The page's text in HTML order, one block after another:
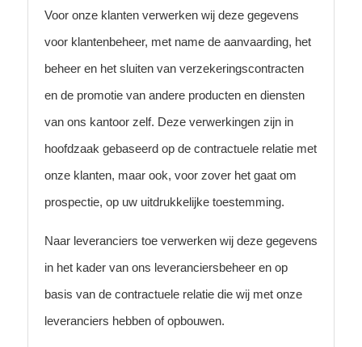
Voor onze klanten verwerken wij deze gegevens
voor klantenbeheer, met name de aanvaarding, het
beheer en het sluiten van verzekeringscontracten
en de promotie van andere producten en diensten
van ons kantoor zelf. Deze verwerkingen zijn in
hoofdzaak gebaseerd op de contractuele relatie met
onze klanten, maar ook, voor zover het gaat om
prospectie, op uw uitdrukkelijke toestemming.
Naar leveranciers toe verwerken wij deze gegevens
in het kader van ons leveranciersbeheer en op
basis van de contractuele relatie die wij met onze
leveranciers hebben of opbouwen.